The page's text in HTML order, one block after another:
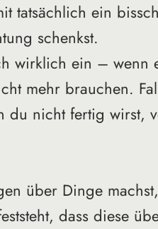
tatsächlich ein
schenkst.
wirklich ein – wenn
mehr brauchen.
du nicht fertig wirst,
über Dinge
dass diese